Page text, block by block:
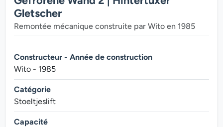
Gletscher
Remontée mécanique construite par Wito en 1985
Constructeur - Année de construction
Wito - 1985
Catégorie
Stoeltjeslift
Capacité